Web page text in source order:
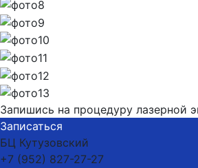
Запишись на процедуру лазерной
Записаться
БЦ Кутузовский
+7 (952) 827-27-27